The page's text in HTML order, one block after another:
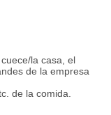
la casa, el
de la empresa
de la comida.